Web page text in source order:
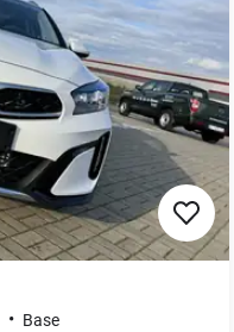
• Base